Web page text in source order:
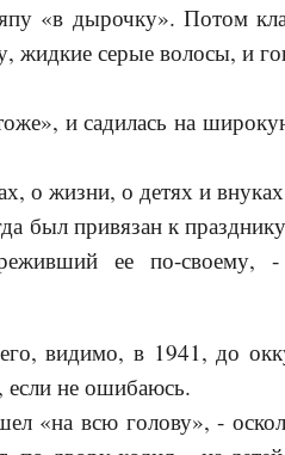
«в дырочку». Потом
жидкие серые волосы, и
и садилась на
о жизни, о детях и
был привязан к
ее по-
видимо, в 1941, до
если не ошибаюсь.
«на всю голову», -